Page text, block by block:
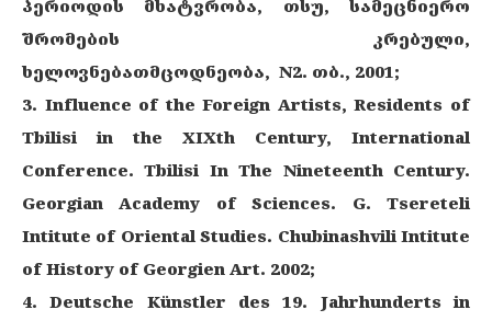
პერიოდის მხატვრობა, თსუ, სამეცნიერო
შრომების კრებული,
ხელოვნებათმცოდნეობა, N2. თბ., 2001;
3. Influence of the Foreign Artists, Residents of
Tbilisi in the XIXth Century, International
Conference. Tbilisi In The Nineteenth Century.
Georgian Academy of Sciences. G. Tsereteli
Intitute of Oriental Studies. Chubinashvili Intitute
of History of Georgien Art. 2002;
4. Deutsche Künstler des 19. Jahrhunderts in